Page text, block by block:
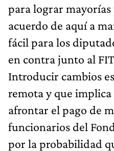
para lograr
acuerdo de aquí a
fácil para los
en contra junto al
Introducir cambios
remota y que
afrontar el pago de
funcionarios del
por la probabilidad